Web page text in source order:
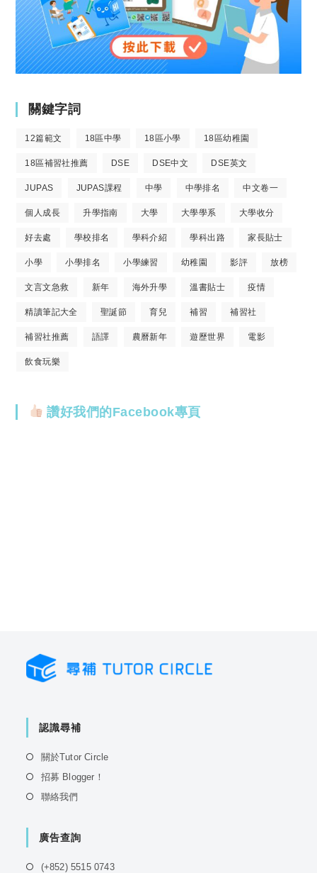
關鍵字詞
12篇範文 18區中學 18區小學 18區幼稚園
18區補習社推薦 DSE DSE中文 DSE英文
JUPAS JUPAS課程 中學 中學排名 中文卷一
個人成長 升學指南 大學 大學學系 大學收分
好去處 學校排名 學科介紹 學科出路 家長貼士
小學 小學排名 小學練習 幼稚園 影評 放榜
文言文急救 新年 海外升學 溫書貼士 疫情
精讀筆記大全 聖誕節 育兒 補習 補習社
補習社推薦 語譯 農曆新年 遊歷世界 電影
飲食玩樂
讚好我們的Facebook專頁
認識尋補
關於Tutor CircleOpens
招募 Blogger！
聯絡我們
new
廣告查詢
(+852) 5515 0743Opens